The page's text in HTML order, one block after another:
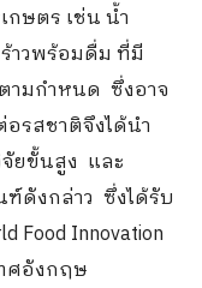
ษตร เช่น น้ำ
าวพร้อมดื่ม ที่มี
ามกำหนด ซึ่งอาจ
รสชาติจึงได้นำ
ยขั้นสูง และ
ดังกล่าว ซึ่งได้รับ
Food Innovation
ศอังกฤษ